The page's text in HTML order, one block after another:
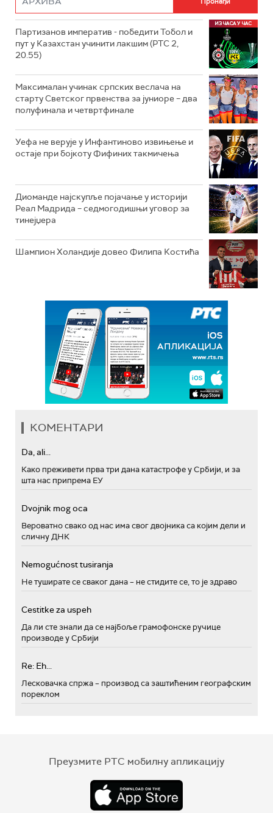
Партизанов императив - победити Тобол и
пут у Казахстан учинити лакшим (РТС 2,
20.55)
Максималан учинак српских веслача на
старту Светског првенства за јуниоре – два
полуфинала и четвртфинале
Уефа не верује у Инфантиново извињење и
остаје при бојкоту Фифиних такмичења
Диоманде најскупље појачање у историји
Реал Мадрида – седмогодишњи уговор за
тинејџера
Шампион Холандије довео Филипа Костића
КОМЕНТАРИ
Da, ali...
Како преживети прва три дана катастрофе у Србији, и за
шта нас припрема ЕУ
Dvojnik mog oca
Вероватно свако од нас има свог двојника са којим дели и
сличну ДНК
Nemogućnost tusiranja
Не туширате се сваког дана – не стидите се, то је здраво
Cestitke za uspeh
Да ли сте знали да се најбоље грамофонске ручице
производе у Србији
Re: Eh...
Лесковачка спржа – производ са заштићеним географским
пореклом
Преузмите РТС мобилну апликацију